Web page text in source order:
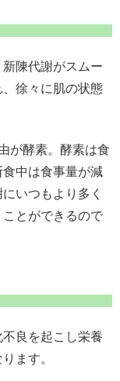
陳代謝がスムー
徐々に肌の状態
が酵素。酵素は食
中は食事量が減
いつもより多く
とができるので
良を起こし栄養
ます。